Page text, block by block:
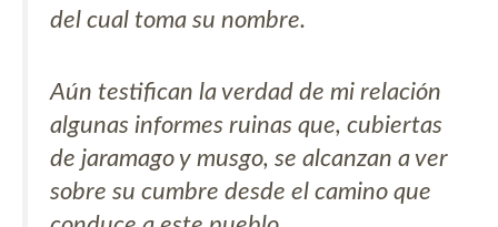
del cual toma su nombre.
Aún testifican la verdad de mi relación
algunas informes ruinas que, cubiertas
de jaramago y musgo, se alcanzan a ver
sobre su cumbre desde el camino que